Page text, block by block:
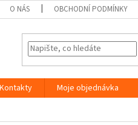
O NÁS OBCHODNÍ PODMÍNKY
Kontakty
Moje objednávka